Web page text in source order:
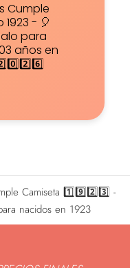
Cumple
- 🎈
para
años en
Camiseta 1️⃣9️⃣2️⃣3️⃣ -
nacidos en 1923